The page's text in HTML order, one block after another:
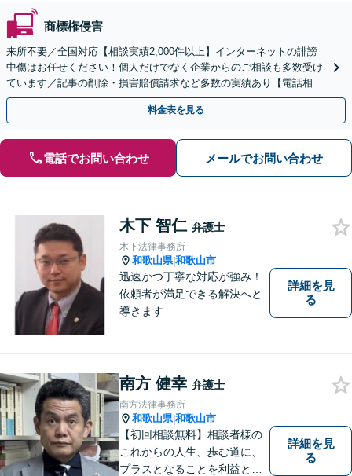
商標権侵害
来所不要／全国対応【相談実績2,000件以上】インターネットの誹謗
中傷はお任せください！個人だけでなく企業からのご相談も多数受け
ています／記事の削除・損害賠償請求など多数の実績あり【電話相談
可】【初回相談無料】【夜間休日面談可】
料金表を見る
電話でお問い合わせ メールでお問い合わせ
木下 智仁 弁護士
木下法律事務所
和歌山県|和歌山市
迅速かつ丁寧な対応が強み！
依頼者が満足できる解決へと
導きます
詳細を見
る
南方 健幸 弁護士
南方法律事務所
和歌山県|和歌山市
【初回相談無料】相談者様の
これからの人生、歩む道に、
プラスとなることを利益と考
詳細を見
る